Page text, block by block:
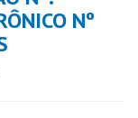
Nº